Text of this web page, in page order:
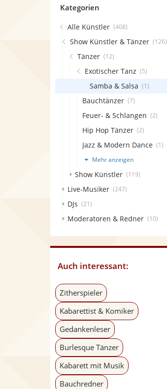
Kategorien
Alle Künstler (408)
Show Künstler & Tänzer (126)
Tänzer (12)
Exotischer Tanz (5)
Samba & Salsa (1)
Bauchtänzer (7)
Feuer- & Schlangen (2)
Hip Hop Tänzer (2)
Jazz & Modern Dance (1)
Mehr anzeigen
Show Künstler (119)
Live-Musiker (247)
DJs (21)
Moderatoren & Redner (10)
Auch interessant:
Zitherspieler
Kabarettist & Komiker
Gedankenleser
Burlesque Tänzer
Kabarett mit Musik
Bauchredner